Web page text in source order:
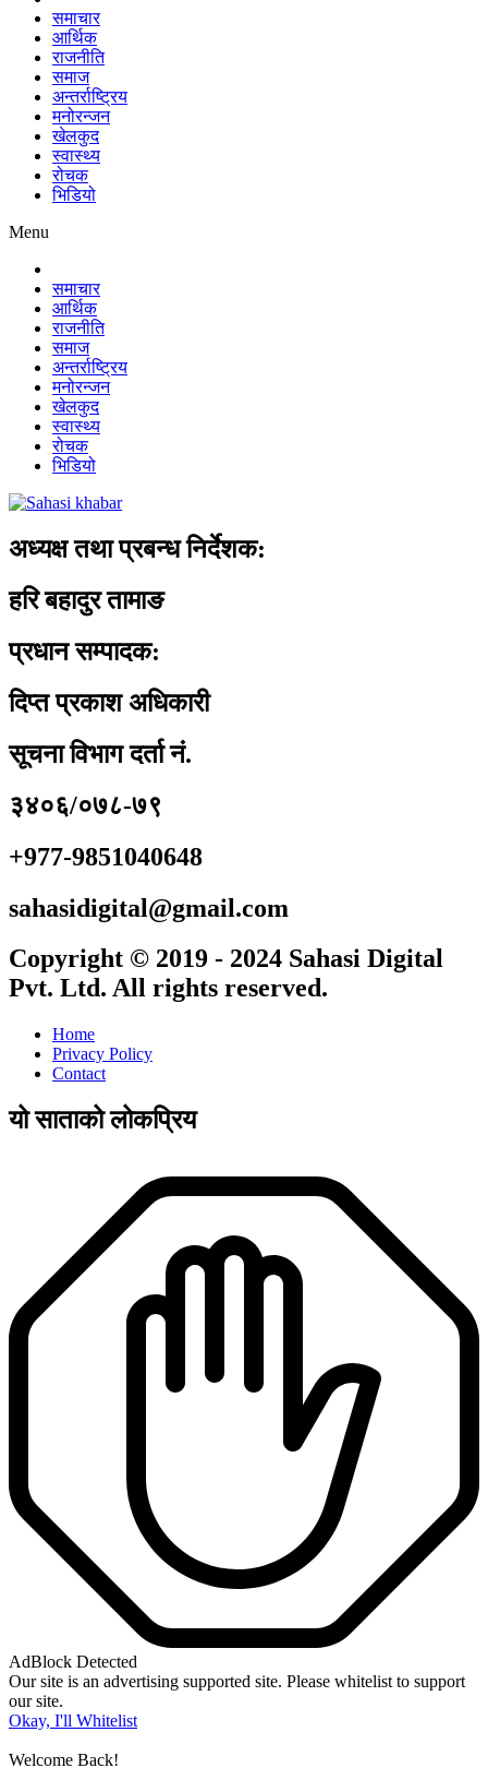
समाचार
आर्थिक
राजनीति
समाज
अन्तर्राष्ट्रिय
मनोरन्जन
खेलकुद
स्वास्थ्य
रोचक
भिडियो
Menu
समाचार
आर्थिक
राजनीति
समाज
अन्तर्राष्ट्रिय
मनोरन्जन
खेलकुद
स्वास्थ्य
रोचक
भिडियो
अध्यक्ष तथा प्रबन्ध निर्देशक:
हरि बहादुर तामाङ
प्रधान सम्पादक:
दिप्त प्रकाश अधिकारी
सूचना विभाग दर्ता नं.
३४०६/०७८-७९
+977-9851040648
sahasidigital@gmail.com
Copyright © 2019 - 2024 Sahasi Digital
Pvt. Ltd. All rights reserved.
Home
Privacy Policy
Contact
यो साताको लोकप्रिय
AdBlock Detected
Our site is an advertising supported site. Please whitelist to support
our site.
Okay, I'll Whitelist
Welcome Back!